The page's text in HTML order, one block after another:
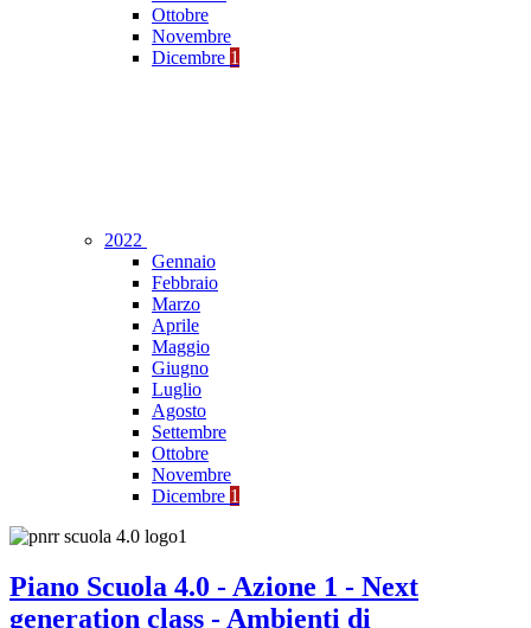
Ottobre
Novembre
Dicembre 1
2022
Gennaio
Febbraio
Marzo
Aprile
Maggio
Giugno
Luglio
Agosto
Settembre
Ottobre
Novembre
Dicembre 1
Piano Scuola 4.0 - Azione 1 - Next
generation class - Ambienti di